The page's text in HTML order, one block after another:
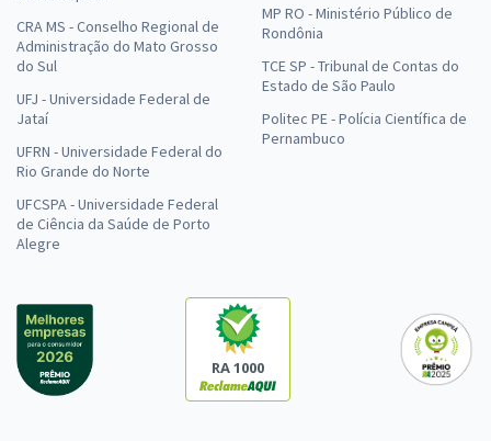
CRA MS - Conselho Regional de
Administração do Mato Grosso
do Sul
UFJ - Universidade Federal de
Jataí
UFRN - Universidade Federal do
Rio Grande do Norte
UFCSPA - Universidade Federal
de Ciência da Saúde de Porto
Alegre
MP RO - Ministério Público de
Rondônia
TCE SP - Tribunal de Contas do
Estado de São Paulo
Politec PE - Polícia Científica de
Pernambuco
RA 1000